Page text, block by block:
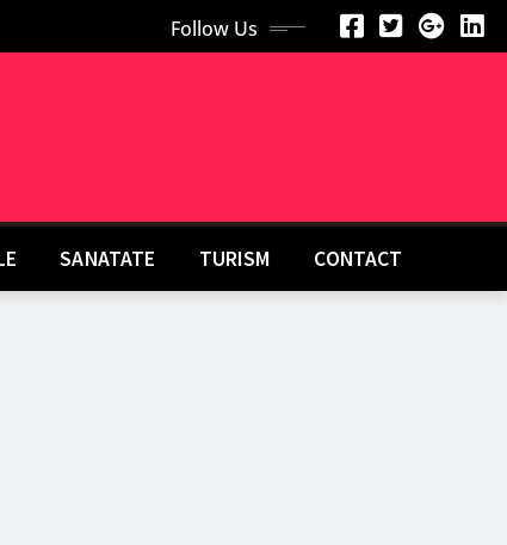
Follow Us
SANATATE TURISM CONTACT